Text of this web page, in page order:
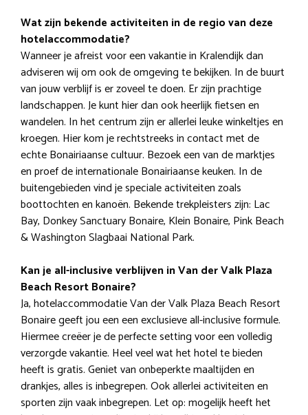
Wat zijn bekende activiteiten in de regio van deze
hotelaccommodatie?
Wanneer je afreist voor een vakantie in Kralendijk dan
adviseren wij om ook de omgeving te bekijken. In de buurt
van jouw verblijf is er zoveel te doen. Er zijn prachtige
landschappen. Je kunt hier dan ook heerlijk fietsen en
wandelen. In het centrum zijn er allerlei leuke winkeltjes en
kroegen. Hier kom je rechtstreeks in contact met de
echte Bonairiaanse cultuur. Bezoek een van de marktjes
en proef de internationale Bonairiaanse keuken. In de
buitengebieden vind je speciale activiteiten zoals
boottochten en kanoën. Bekende trekpleisters zijn: Lac
Bay, Donkey Sanctuary Bonaire, Klein Bonaire, Pink Beach
& Washington Slagbaai National Park.
Kan je all-inclusive verblijven in Van der Valk Plaza
Beach Resort Bonaire?
Ja, hotelaccommodatie Van der Valk Plaza Beach Resort
Bonaire geeft jou een een exclusieve all-inclusive formule.
Hiermee creëer je de perfecte setting voor een volledig
verzorgde vakantie. Heel veel wat het hotel te bieden
heeft is gratis. Geniet van onbeperkte maaltijden en
drankjes, alles is inbegrepen. Ook allerlei activiteiten en
sporten zijn vaak inbegrepen. Let op: mogelijk heeft het